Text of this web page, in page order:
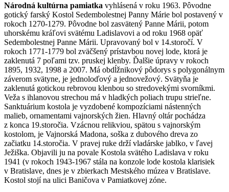
Národná kultúrna pamiatka vyhlásená v roku 1963. Pôvodne
gotický farský Kostol Sedembolestnej Panny Márie bol postavený v
rokoch 1270-1279. Pôvodne bol zasvätený Panne Márii, potom
uhorskému kráľovi svätému Ladislavovi a od roku 1968 opäť
Sedembolestnej Panne Márii. Upravovaný bol v 14.storočí. V
rokoch 1771-1779 bol zväčšený prístavbou novej lode, ktorá je
zaklenutá 7 poľami tzv. pruskej klenby. Ďalšie úpravy v rokoch
1895, 1932, 1998 a 2007. Má obdĺžnikový pôdorys s polygonálnym
záverom svätyne, je jednoloďový a jednovežový. Svätyňa je
zaklenutá gotickou rebrovou klenbou so stredovekými svorníkmi.
Veža s ihlanovou strechou má v hladkých poliach trupu strieľne.
Sanktuárium kostola je vyzdobené kompozíciami nástenných
malieb, ornamentami vajnorských žien. Hlavný oltár pochádza
z konca 19.storočia. Vzácnou relikviou, spätou s vajnorským
kostolom, je Vajnorská Madona, soška z dubového dreva zo
začiatku 14.storočia. V pravej ruke drží vladárske jablko, v ľavej
Ježiška. Objavili ju na povale Kostola svätého Ladislava v roku
1941 (v rokoch 1943-1967 stála na konzole lode kostola klarisiek
v Bratislave, dnes je v zbierkach Mestského múzea v Bratislave.
Kostol stojí na ulici Baničova v Pamiatkovej zóne.